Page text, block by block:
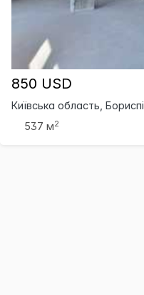
850 USD
Київська область,
537 м2